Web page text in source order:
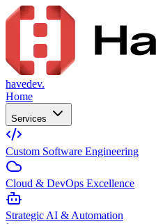
havedev.
Home
Services
Custom Software Engineering
Cloud & DevOps Excellence
Strategic AI & Automation